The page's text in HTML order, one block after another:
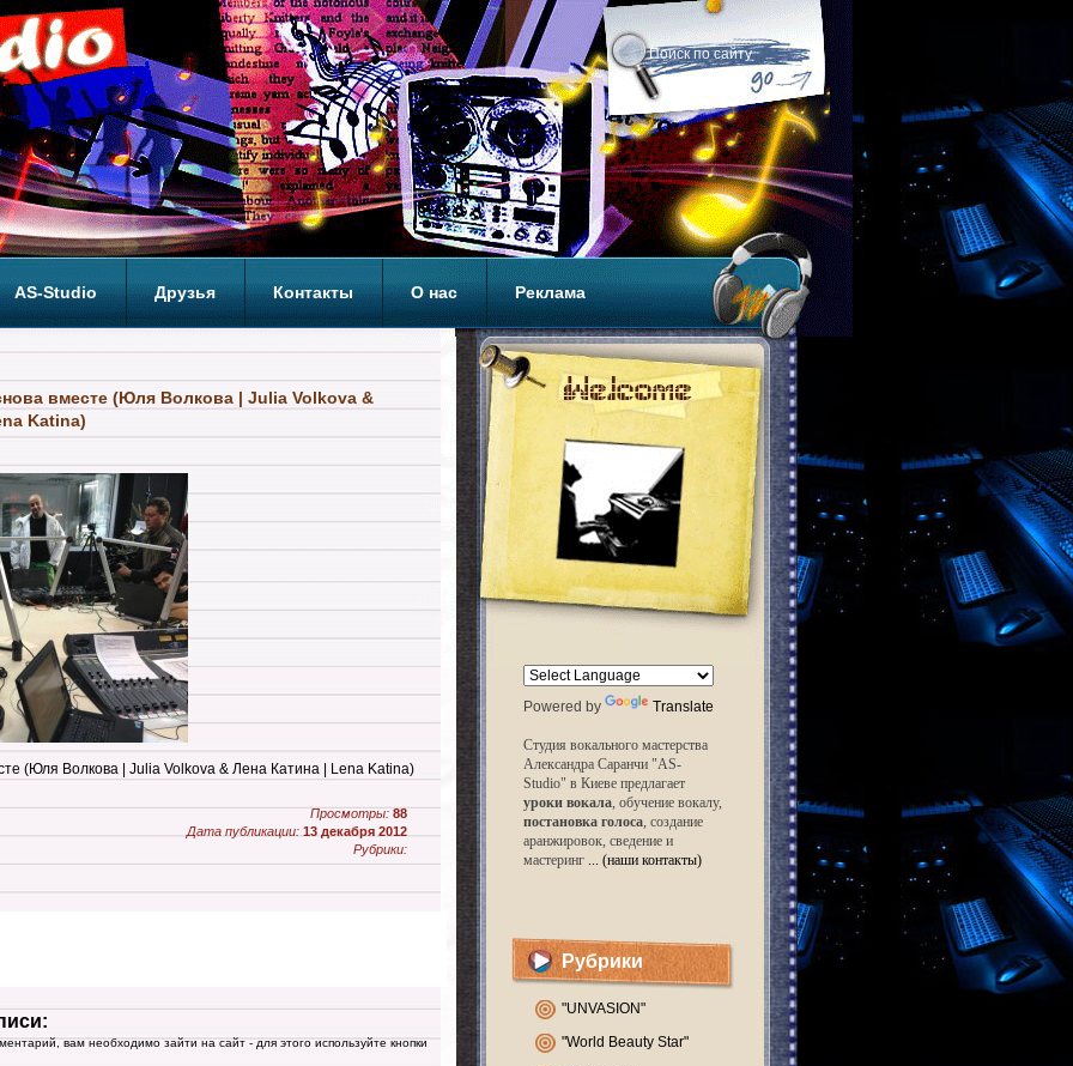
AS-Studio Друзья Контакты О нас Реклама
вместе (Юля Волкова | Julia Volkova &
Katina)
(Юля Волкова | Julia Volkova & Лена Катина | Lena Katina)
Просмотры: 88
Дата публикации: 13 декабря 2012
Рубрики:
вам необходимо зайти на сайт - для этого используйте кнопки
Powered by Translate
Студия вокального мастерства
Александра Саранчи "AS-
Studio" в Киеве предлагает
уроки вокала, обучение вокалу,
постановка голоса, создание
аранжировок, сведение и
мастеринг ... (наши контакты)
Рубрики
"UNVASION"
"World Beauty Star"